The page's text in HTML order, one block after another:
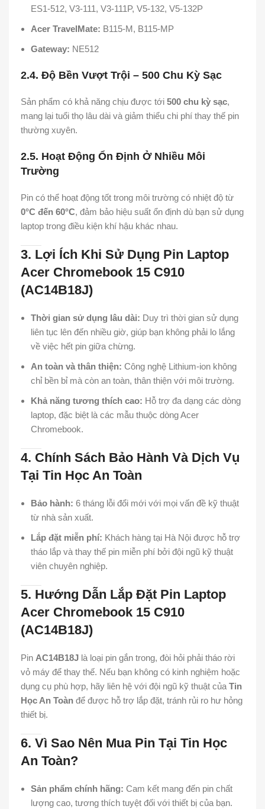
ES1-512, V3-111, V3-111P, V5-132, V5-132P
Acer TravelMate: B115-M, B115-MP
Gateway: NE512
2.4. Độ Bền Vượt Trội – 500 Chu Kỳ Sạc
Sản phẩm có khả năng chịu được tới 500 chu kỳ sạc,
mang lại tuổi thọ lâu dài và giảm thiểu chi phí thay thế pin
thường xuyên.
2.5. Hoạt Động Ổn Định Ở Nhiều Môi
Trường
Pin có thể hoạt động tốt trong môi trường có nhiệt độ từ
0°C đến 60°C, đảm bảo hiệu suất ổn định dù bạn sử dụng
laptop trong điều kiện khí hậu khác nhau.
3. Lợi Ích Khi Sử Dụng Pin Laptop
Acer Chromebook 15 C910
(AC14B18J)
Thời gian sử dụng lâu dài: Duy trì thời gian sử dụng
liên tục lên đến nhiều giờ, giúp bạn không phải lo lắng
về việc hết pin giữa chừng.
An toàn và thân thiện: Công nghệ Lithium-ion không
chỉ bền bỉ mà còn an toàn, thân thiện với môi trường.
Khả năng tương thích cao: Hỗ trợ đa dạng các dòng
laptop, đặc biệt là các mẫu thuộc dòng Acer
Chromebook.
4. Chính Sách Bảo Hành Và Dịch Vụ
Tại Tin Học An Toàn
Bảo hành: 6 tháng lỗi đổi mới với mọi vấn đề kỹ thuật
từ nhà sản xuất.
Lắp đặt miễn phí: Khách hàng tại Hà Nội được hỗ trợ
tháo lắp và thay thế pin miễn phí bởi đội ngũ kỹ thuật
viên chuyên nghiệp.
5. Hướng Dẫn Lắp Đặt Pin Laptop
Acer Chromebook 15 C910
(AC14B18J)
Pin AC14B18J là loại pin gắn trong, đòi hỏi phải tháo rời
vỏ máy để thay thế. Nếu bạn không có kinh nghiệm hoặc
dụng cụ phù hợp, hãy liên hệ với đội ngũ kỹ thuật của Tin
Học An Toàn để được hỗ trợ lắp đặt, tránh rủi ro hư hỏng
thiết bị.
6. Vì Sao Nên Mua Pin Tại Tin Học
An Toàn?
Sản phẩm chính hãng: Cam kết mang đến pin chất
lượng cao, tương thích tuyệt đối với thiết bị của bạn.